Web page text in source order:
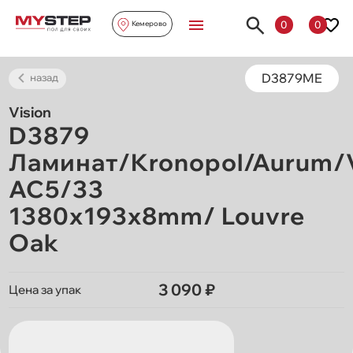
Кемерово 0 0
назад D3879ME
Vision
D3879
Ламинат/Kronopol/Aurum/
AC5/33
1380х193х8mm/ Louvre
Oak
Цена за упак 3 090 ₽